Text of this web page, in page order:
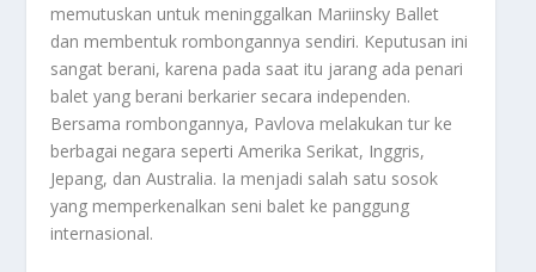
memutuskan untuk meninggalkan Mariinsky Ballet
dan membentuk rombongannya sendiri. Keputusan ini
sangat berani, karena pada saat itu jarang ada penari
balet yang berani berkarier secara independen.
Bersama rombongannya, Pavlova melakukan tur ke
berbagai negara seperti Amerika Serikat, Inggris,
Jepang, dan Australia. Ia menjadi salah satu sosok
yang memperkenalkan seni balet ke panggung
internasional.